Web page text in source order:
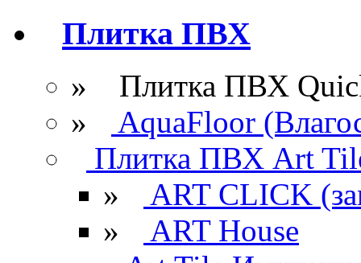
Плитка ПВХ
» Плитка ПВХ
»
AquaFloor
Плитка ПВХ Art
»
ART CLICK
»
ART House